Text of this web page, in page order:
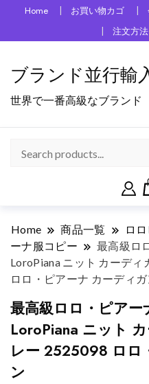
Home お買い物カゴ
注文方法
ブランド並行輸
世界で一番高級なブランド
Home 商品一覧 ロ
ーナ服コピー
最高級ロ
LoroPiana ニット カーデ
ロロ・ピアーナ カーディガ
最高級ロロ・ピア
LoroPiana ニット
レー 2525098 ロロ
ン